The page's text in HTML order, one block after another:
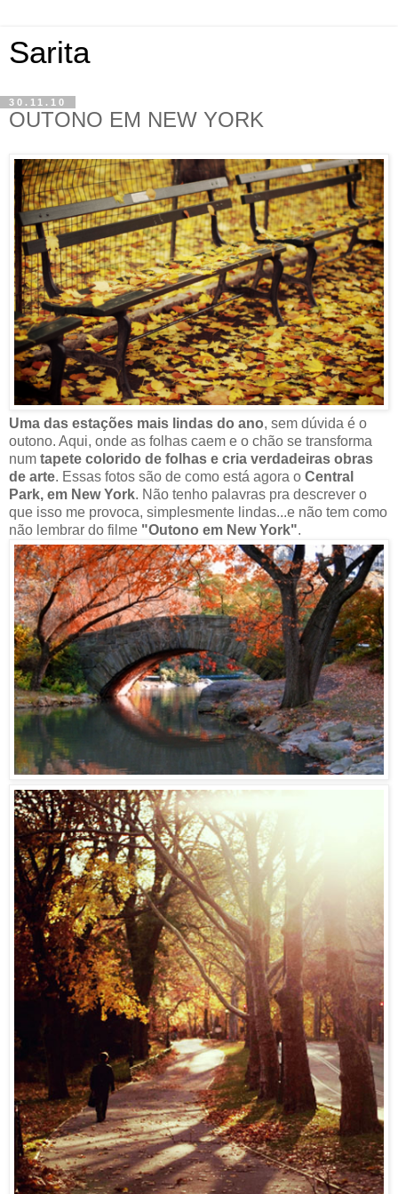
Sarita
30.11.10
OUTONO EM NEW YORK
Uma das estações mais lindas do ano, sem dúvida é o
outono. Aqui, onde as folhas caem e o chão se transforma
num tapete colorido de folhas e cria verdadeiras obras
de arte. Essas fotos são de como está agora o Central
Park, em New York. Não tenho palavras pra descrever o
que isso me provoca, simplesmente lindas...e não tem como
não lembrar do filme "Outono em New York".